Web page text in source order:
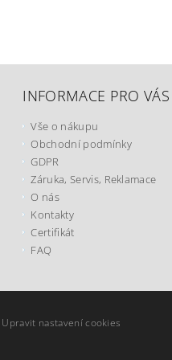
INFORMACE PRO VÁS
Vše o nákupu
Obchodní podmínky
GDPR
Záruka, Servis, Reklamace
O nás
Kontakty
Certifikát
FAQ
Upravit nastavení cookies